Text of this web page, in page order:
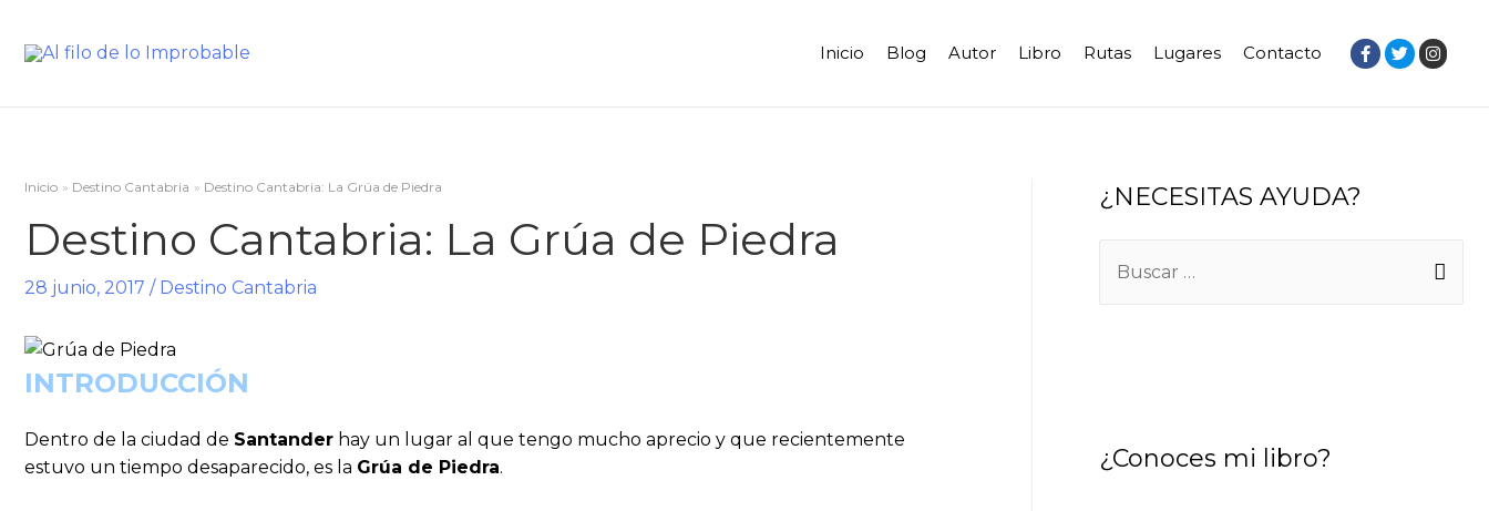
Inicio Blog Autor Libro Rutas Lugares Contacto
Inicio Destino Cantabria Destino Cantabria: La Grúa de Piedra
Destino Cantabria: La Grúa de Piedra
28 junio, 2017 / Destino Cantabria
INTRODUCCIÓN
Dentro de la ciudad de Santander hay un lugar al que tengo mucho aprecio y que recientemente
estuvo un tiempo desaparecido, es la Grúa de Piedra.
¿NECESITAS AYUDA?
¿Conoces mi libro?